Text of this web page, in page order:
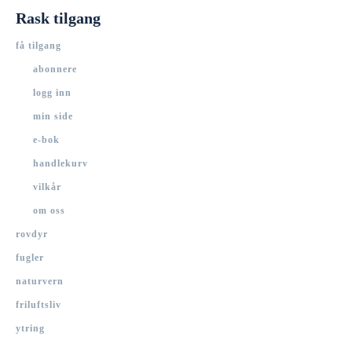
Rask tilgang
få tilgang
abonnere
logg inn
min side
e-bok
handlekurv
vilkår
om oss
rovdyr
fugler
naturvern
friluftsliv
ytring